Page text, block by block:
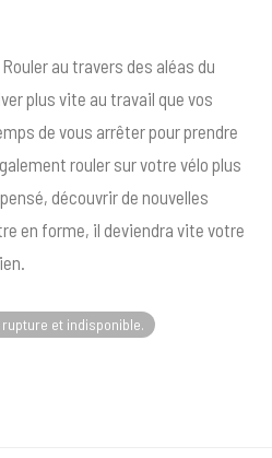
au travers des aléas du
plus vite au travail que vos
de vous arrêter pour prendre
rouler sur votre vélo plus
découvrir de nouvelles
en forme, il deviendra vite votre
et indisponible.